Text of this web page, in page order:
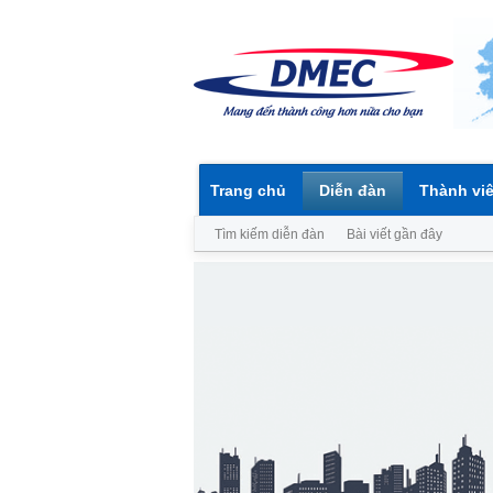
Trang chủ Diễn đàn
Tìm kiếm diễn đàn Bài viết gần đây
Thành